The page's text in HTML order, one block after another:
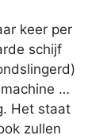
keer per
schijf
…
Het staat
zullen